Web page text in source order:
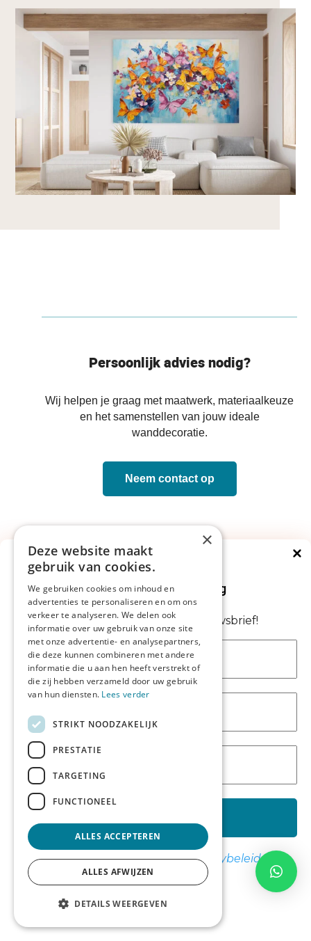
Account Contact Verlanglijst
Persoonlijk advies nodig?
Wij helpen je graag met maatwerk, materiaalkeuze
en het samenstellen van jouw ideale
wanddecoratie.
Neem contact op
Snel naar:
Assortiment
Sierkussens
Collectie
Special effects
Jouw eigen foto schilderij
Muurcirkel bestellen
Materialen overzicht
Inspiratie:
Inspiratie & Tips artikelen
Onze wanddecoratie
Inspiratie per ruimte & stijl
Direct €5 korting
Op je volgende bestelling
Abonneer je nu op onze nieuwsbrief!
We spammen niet! Lees onsprivacybeleidvoor
meer info.
×
Deze website maakt
gebruik van cookies.
We gebruiken cookies om inhoud en
advertenties te personaliseren en om ons
verkeer te analyseren. We delen ook
informatie over uw gebruik van onze site
met onze advertentie- en analysepartners,
die deze kunnen combineren met andere
informatie die u aan hen heeft verstrekt of
die zij hebben verzameld door uw gebruik
van hun diensten. Lees verder
STRIKT NOODZAKELIJK
PRESTATIE
TARGETING
FUNCTIONEEL
ALLES ACCEPTEREN
ALLES AFWIJZEN
DETAILS WEERGEVEN